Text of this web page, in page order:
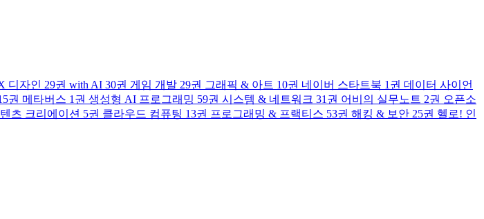
디자인 29권 with AI 30권 게임 개발 29권 그래픽 & 아트 10권 네이버 스타트북 1권 데이터 사이언
권 메타버스 1권 생성형 AI 프로그래밍 59권 시스템 & 네트워크 31권 어비의 실무노트 2권 오픈소
츠 크리에이션 5권 클라우드 컴퓨팅 13권 프로그래밍 & 프랙티스 53권 해킹 & 보안 25권 헬로! 인